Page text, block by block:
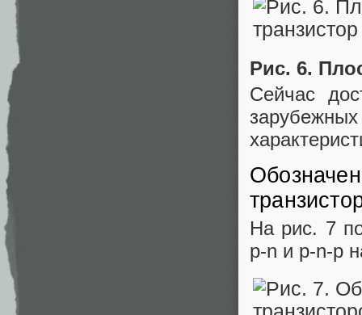
Рис. 6.
Сейчас
На рис. 7
p-n и p-n-p